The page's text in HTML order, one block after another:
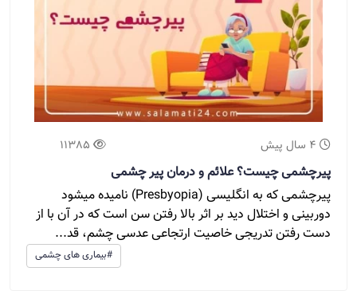
4 سال پیش 11385
پیرچشمی چیست؟ علائم و درمان پیر چشمی
پیرچشمی که به انگلیسی (Presbyopia) نامیده میشود
دوربینی و اختلال دید بر اثر بالا رفتن سن است که در آن با از
دست رفتن تدریجی خاصیت ارتجاعی عدسی چشم، قد...
#بیماری های چشمی